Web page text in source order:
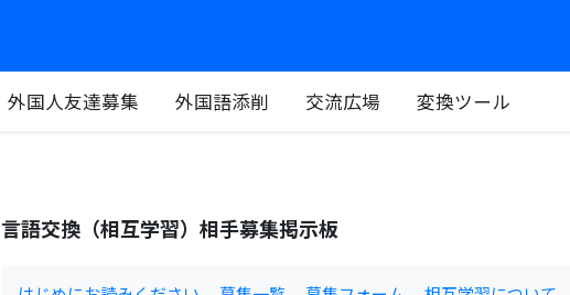
外国人友達募集 外国語添削 交流広場 変換ツール
言語交換（相互学習）相手募集掲示板